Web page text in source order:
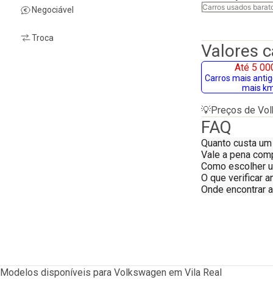
Negociável
Troca
Carros usados
Valores
Até 5
Carros mais
mais
💡Preços de
FAQ
Quanto custa
Vale a pena
Como escolher
O que verificar
Onde encontrar
Modelos disponíveis para Volkswagen em Vila Real